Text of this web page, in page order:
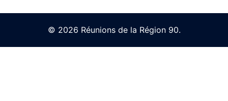
© 2026 Réunions de la Région 90.